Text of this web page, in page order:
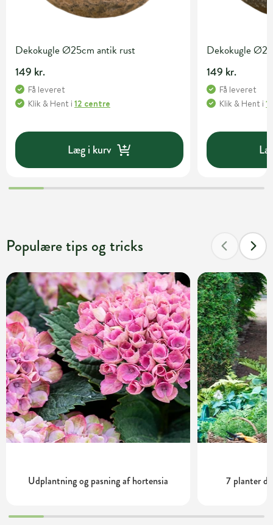
Dekokugle Ø25cm antik rust
149 kr.
Få leveret
Klik & Hent i 12 centre
Læg i kurv
Dekokugle
149 kr.
Få leveret
Klik & Hent i
Populære tips og tricks
Udplantning og pasning af hortensia 7 planter